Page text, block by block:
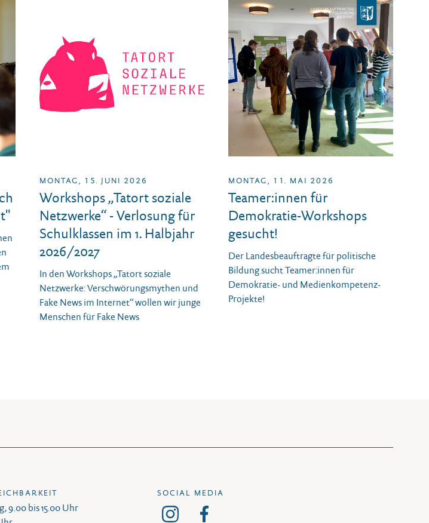
MONTAG, 15. JUNI 2026
Workshops „Tatort soziale
Netzwerke“ - Verlosung für
Schulklassen im 1. Halbjahr
2026/2027
In den Workshops „Tatort soziale
Netzwerke: Verschwörungsmythen und
Fake News im Internet“ wollen wir junge
Menschen für Fake News
MONTAG, 11. MAI 2026
Teamer:innen für
Demokratie-Workshops
gesucht!
Der Landesbeauftragte für politische
Bildung sucht Teamer:innen für
Demokratie- und Medienkompetenz-
Projekte!
9.00 bis 15.00 Uhr
SOCIAL MEDIA